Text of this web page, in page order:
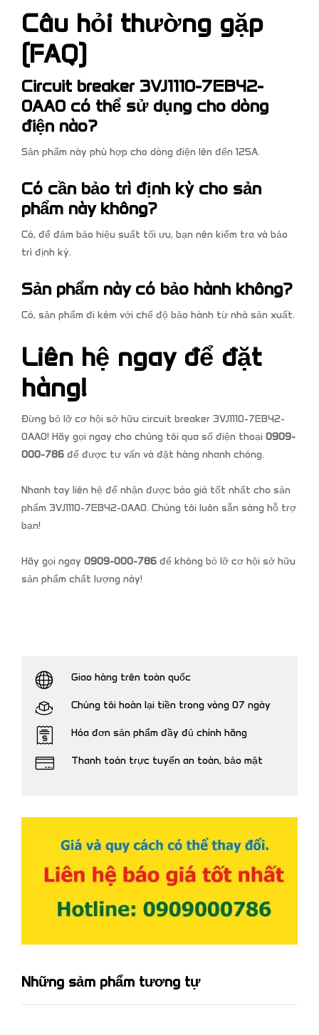
Câu hỏi thường gặp
(FAQ)
Circuit breaker 3VJ1110-7EB42-
0AA0 có thể sử dụng cho dòng
điện nào?
Sản phẩm này phù hợp cho dòng điện lên đến 125A.
Có cần bảo trì định kỳ cho sản
phẩm này không?
Có, để đảm bảo hiệu suất tối ưu, bạn nên kiểm tra và bảo
trì định kỳ.
Sản phẩm này có bảo hành không?
Có, sản phẩm đi kèm với chế độ bảo hành từ nhà sản xuất.
Liên hệ ngay để đặt
hàng!
Đừng bỏ lỡ cơ hội sở hữu circuit breaker 3VJ1110-7EB42-
0AA0! Hãy gọi ngay cho chúng tôi qua số điện thoại 0909-
000-786 để được tư vấn và đặt hàng nhanh chóng.
Nhanh tay liên hệ để nhận được báo giá tốt nhất cho sản
phẩm 3VJ1110-7EB42-0AA0. Chúng tôi luôn sẵn sàng hỗ trợ
bạn!
Hãy gọi ngay 0909-000-786 để không bỏ lỡ cơ hội sở hữu
sản phẩm chất lượng này!
Giao hàng trên toàn quốc
Chúng tôi hoàn lại tiền trong vòng 07 ngày
Hóa đơn sản phẩm đầy đủ chính hãng
Thanh toán trực tuyến an toàn, bảo mật
Những sảm phẩm tương tự